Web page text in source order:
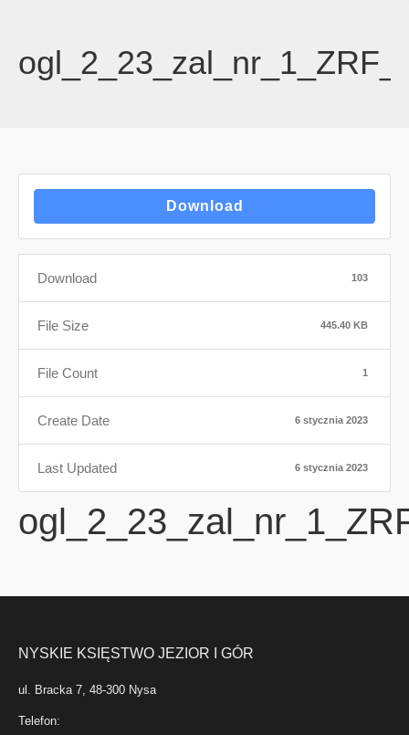
Download
Download 103
File Size 445.40 KB
File Count 1
Create Date 6 stycznia 2023
Last Updated 6 stycznia 2023
NYSKIE KSIĘSTWO JEZIOR I GÓR
ul. Bracka 7, 48-300 Nysa
Telefon: